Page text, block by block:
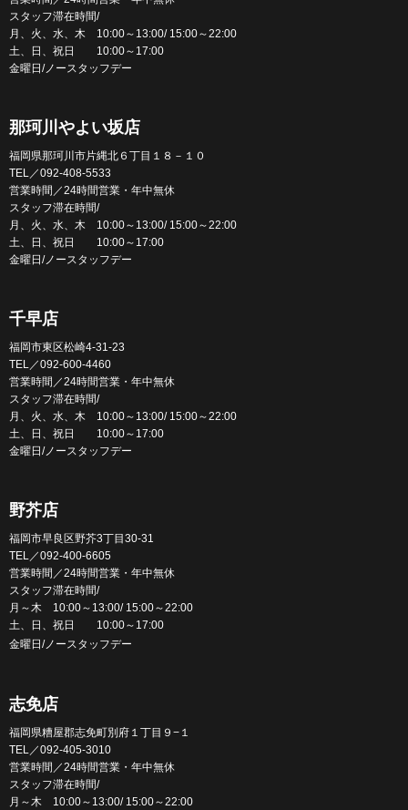
スタッフ滞在時間/
月、火、水、木 10:00～13:00/ 15:00～22:00
土、日、祝日 10:00～17:00
金曜日/ノースタッフデー
那珂川やよい坂店
福岡県那珂川市片縄北６丁目１８－１０
TEL／092-408-5533
営業時間／24時間営業・年中無休
スタッフ滞在時間/
月、火、水、木 10:00～13:00/ 15:00～22:00
土、日、祝日 10:00～17:00
金曜日/ノースタッフデー
千早店
福岡市東区松崎4-31-23
TEL／092-600-4460
営業時間／24時間営業・年中無休
スタッフ滞在時間/
月、火、水、木 10:00～13:00/ 15:00～22:00
土、日、祝日 10:00～17:00
金曜日/ノースタッフデー
野芥店
福岡市早良区野芥3丁目30-31
TEL／092-400-6605
営業時間／24時間営業・年中無休
スタッフ滞在時間/
月～木 10:00～13:00/ 15:00～22:00
土、日、祝日 10:00～17:00
金曜日/ノースタッフデー
志免店
福岡県糟屋郡志免町別府１丁目９−１
TEL／092-405-3010
営業時間／24時間営業・年中無休
スタッフ滞在時間/
月～木 10:00～13:00/ 15:00～22:00